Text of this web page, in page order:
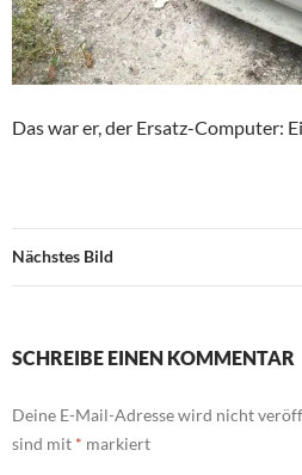
Das war er, der Ersatz-Computer:
Nächstes Bild
SCHREIBE EINEN KOMMENTAR
Deine E-Mail-Adresse wird nicht
sind mit * markiert